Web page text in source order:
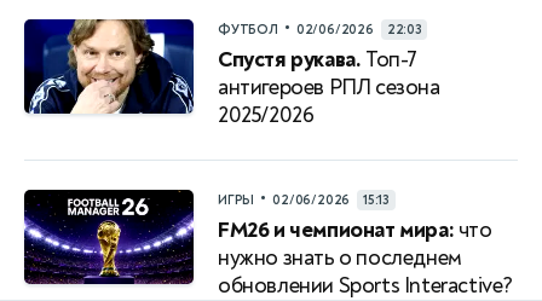
ФУТБОЛ • 02/06/2026 22:03
Спустя рукава. Топ-7
антигероев РПЛ сезона
2025/2026
ИГРЫ • 02/06/2026 15:13
FM26 и чемпионат мира: что
нужно знать о последнем
обновлении Sports Interactive?